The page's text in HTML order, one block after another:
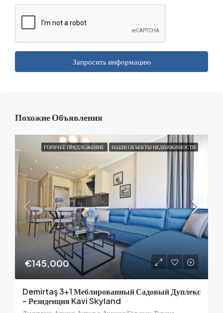
Запросить информацию
Похожие Объявления
ГОРЯЧЕЕ ПРЕДЛОЖЕНИЕ НАШИ ОБЪЕКТЫ НЕДВИЖИМОСТИ
€145,000
Demirtaş 3+1 Меблированный Садовый Дуплекс
– Резиденция Kavi Skyland